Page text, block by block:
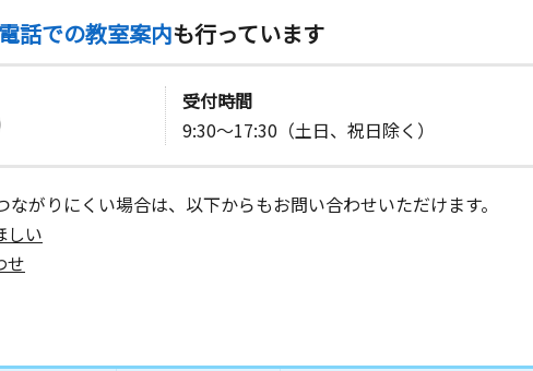
話での教室案内も行っています
受付時間
9:30～17:30（土日、祝日除く）
がりにくい場合は、以下からもお問い合わせいただけます。
しい
せ